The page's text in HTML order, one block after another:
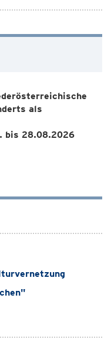
als
bis 28.08.2026